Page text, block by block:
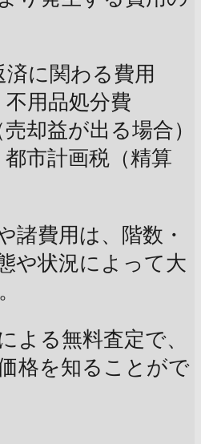
済に関わる費用
用品処分費
却益が出る場合）
都市計画税（精算
諸費用は、階数・
や状況によって大
よる無料査定で、
格を知ることがで